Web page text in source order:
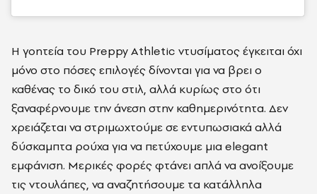
Η γοητεία του Preppy Athletic ντυσίματος έγκειται όχι
μόνο στο πόσες επιλογές δίνονται για να βρει ο
καθένας το δικό του στιλ, αλλά κυρίως στο ότι
ξαναφέρνουμε την άνεση στην καθημερινότητα. Δεν
χρειάζεται να στριμωχτούμε σε εντυπωσιακά αλλά
δύσκαμπτα ρούχα για να πετύχουμε μια elegant
εμφάνιση. Μερικές φορές φτάνει απλά να ανοίξουμε
τις ντουλάπες, να αναζητήσουμε τα κατάλληλα